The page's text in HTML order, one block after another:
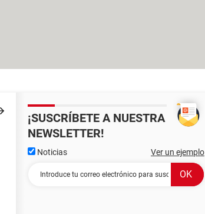
¡SUSCRÍBETE A NUESTRA
NEWSLETTER!
Noticias Ver un ejemplo